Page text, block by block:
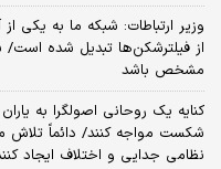
وزیر ارتباطات: شبکه ما به یکی
از فیلترشکن‌ها تبدیل شده است/
مشخص باشد
کنایه یک روحانی اصولگرا به
شکست مواجه کنند/ دائماً تلاش
نظامی جدایی و اختلاف ایجاد